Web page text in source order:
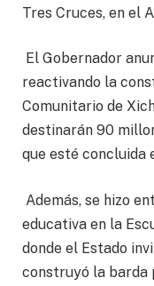
Tres Cruces, en el
El Gobernador
reactivando la
Comunitario de
destinarán 90
que esté concluida
Además, se hizo
educativa en la
donde el Estado
construyó la barda